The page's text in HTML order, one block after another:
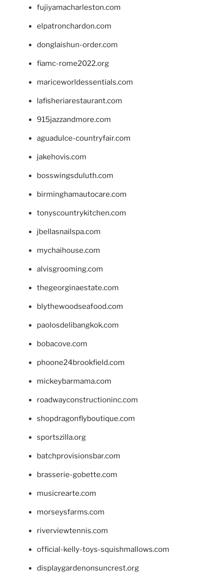
fujiyamacharleston.com
elpatronchardon.com
donglaishun-order.com
fiamc-rome2022.org
mariceworldessentials.com
lafisheriarestaurant.com
915jazzandmore.com
aguadulce-countryfair.com
jakehovis.com
bosswingsduluth.com
birminghamautocare.com
tonyscountrykitchen.com
jbellasnailspa.com
mychaihouse.com
alvisgrooming.com
thegeorginaestate.com
blythewoodseafood.com
paolosdelibangkok.com
bobacove.com
phoone24brookfield.com
mickeybarmama.com
roadwayconstructioninc.com
shopdragonflyboutique.com
sportszilla.org
batchprovisionsbar.com
brasserie-gobette.com
musicrearte.com
morseysfarms.com
riverviewtennis.com
official-kelly-toys-squishmallows.com
displaygardenonsuncrest.org